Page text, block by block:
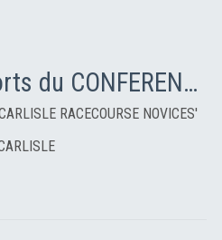
Résultats/Rapports du CONFERENCE & EVENTS AT CARLISLE RACECOURSE NOVICES' HURDLE
RACECOURSE NOVICES'